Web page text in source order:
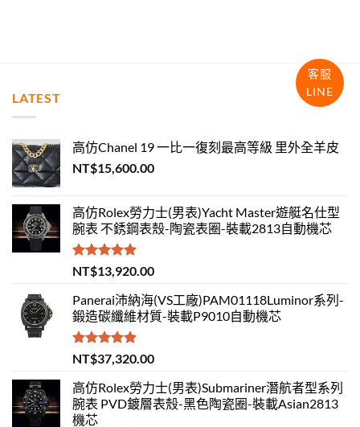
LATEST
高仿Chanel 19 一比一復刻最高等級 里外全羊皮
NT$15,600.00
高仿Rolex勞力士(男表)Yacht Master遊艇名仕型
腕表 不銹鋼表殼-陶瓷表圈-裝載2813自動機芯
評分5.00
滿分 5
NT$13,920.00
Panerai沛納海(VS工廠)PAM01118Luminor系列-
鍛造碳纖維材質-裝載P9010自動機芯
評分5.00
滿分 5
NT$37,320.00
高仿Rolex勞力士(男表)Submariner潛航者型系列
腕表 PVD鍍層表殼-黑色陶瓷圈-裝載Asian2813
機芯
客服
LINE